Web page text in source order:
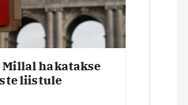
hakatakse
liistule